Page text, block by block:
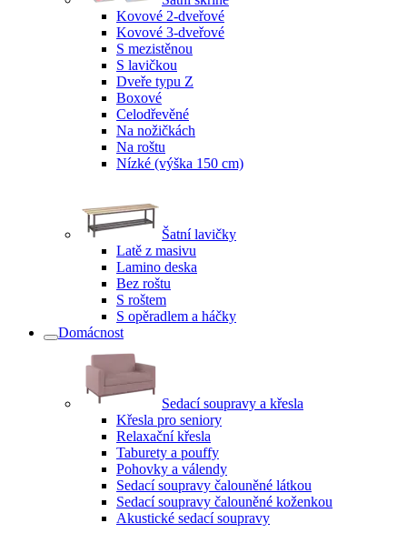
Kovové 2-dveřové
Kovové 3-dveřové
S mezistěnou
S lavičkou
Dveře typu Z
Boxové
Celodřevěné
Na nožičkách
Na roštu
Nízké (výška 150 cm)
Šatní lavičky
Latě z masivu
Lamino deska
Bez roštu
S roštem
S opěradlem a háčky
Domácnost
Sedací soupravy a křesla
Křesla pro seniory
Relaxační křesla
Taburety a pouffy
Pohovky a válendy
Sedací soupravy čalouněné látkou
Sedací soupravy čalouněné koženkou
Akustické sedací soupravy